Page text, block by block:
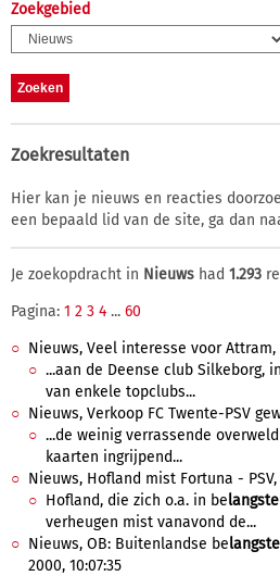
Zoekgebied
Zoekresultaten
Hier kan je nieuws en reacties
een bepaald lid van de site, ga dan
Je zoekopdracht in Nieuws had 1.293
Pagina: 1 2 3 4 ... 60
Nieuws, Veel interesse voor Attram,
...aan de Deense club Silkeborg,
van enkele topclubs...
Nieuws, Verkoop FC Twente-PSV
...de weinig verrassende
kaarten ingrijpend...
Nieuws, Hofland mist Fortuna - PSV,
Hofland, die zich o.a. in belangste
verheugen mist vanavond de...
Nieuws, OB: Buitenlandse belangste
2000, 10:07:35